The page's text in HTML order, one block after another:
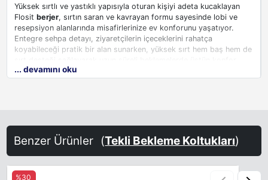
Yüksek sırtlı ve yastıklı yapısıyla oturan kişiyi adeta kucaklayan
Flosit berjer, sırtın saran ve kavrayan formu sayesinde lobi ve
resepsiyon alanlarında misafirlerinize ev konforunu yaşatıyor.
Entegre sehpa detayı, ziyaretçilerin içeceklerini rahatça
koyabileceği pratik bir alan sunarken, yüksek sırt hem baş hem de
garantisi veriyor. Modern tasarımı, ofis girişleri ve bekleme
... devamını oku
Benzer Ürünler (Tekli Bekleme Koltukları)
%30